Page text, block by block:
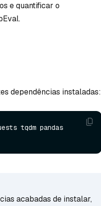
e quantificar o
dependências instaladas:
tqdm pandas
acabadas de instalar,